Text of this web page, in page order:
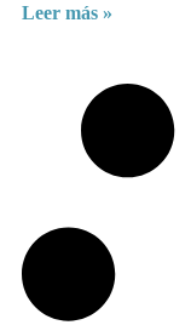
Leer más »